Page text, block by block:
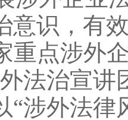
意识，有
重点涉外
法治宣
“涉外法律